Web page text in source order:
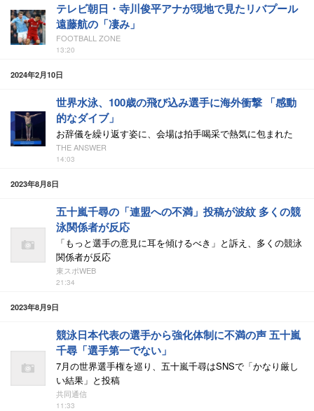
テレビ朝日・寺川俊平アナが現地で見たリバプール
遠藤航の「凄み」
FOOTBALL ZONE
13:20
2024年2月10日
世界水泳、100歳の飛び込み選手に海外衝撃 「感動
的なダイブ」
お辞儀を繰り返す姿に、会場は拍手喝采で熱気に包まれた
THE ANSWER
14:03
2023年8月8日
五十嵐千尋の「連盟への不満」投稿が波紋 多くの競
泳関係者が反応
「もっと選手の意見に耳を傾けるべき」と訴え、多くの競泳
関係者が反応
東スポWEB
21:34
2023年8月9日
競泳日本代表の選手から強化体制に不満の声 五十嵐
千尋「選手第一でない」
7月の世界選手権を巡り、五十嵐千尋はSNSで「かなり厳し
い結果」と投稿
共同通信
11:33